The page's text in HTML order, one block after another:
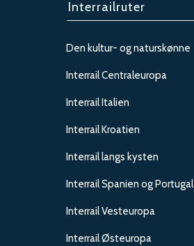
Interrailruter
Den kultur- og naturskønne
Interrail Centraleuropa
Interrail Italien
Interrail Kroatien
Interrail langs kysten
Interrail Spanien og Portugal
Interrail Vesteuropa
Interrail Østeuropa